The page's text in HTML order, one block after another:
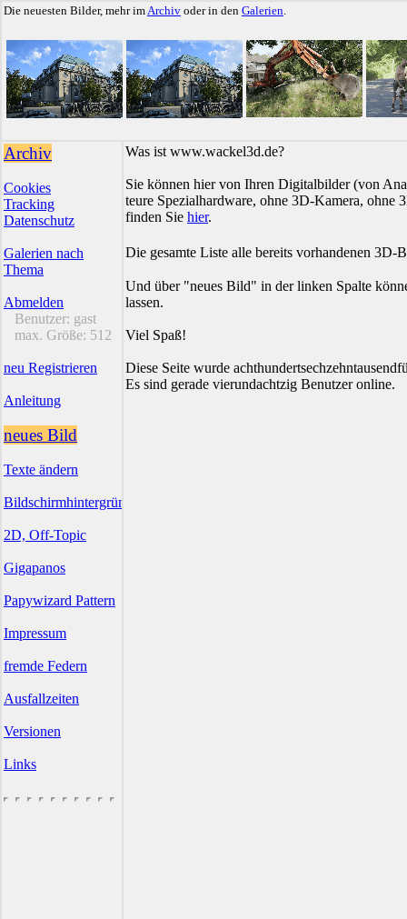
Die neuesten Bilder, mehr imArchiv oder in den Galerien.
Archiv
Cookies
Tracking
Datenschutz
Galerien nach
Thema
Abmelden
Benutzer: gast
max. Größe: 512
neu Registrieren
Anleitung
neues Bild
Texte ändern
Bildschirmhintergründe
2D, Off-Topic
Gigapanos
Papywizard Pattern
Impressum
fremde Federn
Ausfallzeiten
Versionen
Links
Was ist www.wackel3d.de?
Sie können hier von Ihren Digitalbilder (von
teure Spezialhardware, ohne 3D-Kamera,
finden Sie hier.
Die gesamte Liste alle bereits vorhandenen
Und über "neues Bild" in der linken Spalte
lassen.
Viel Spaß!
Diese Seite wurde
Es sind gerade vierundachtzig Benutzer online.